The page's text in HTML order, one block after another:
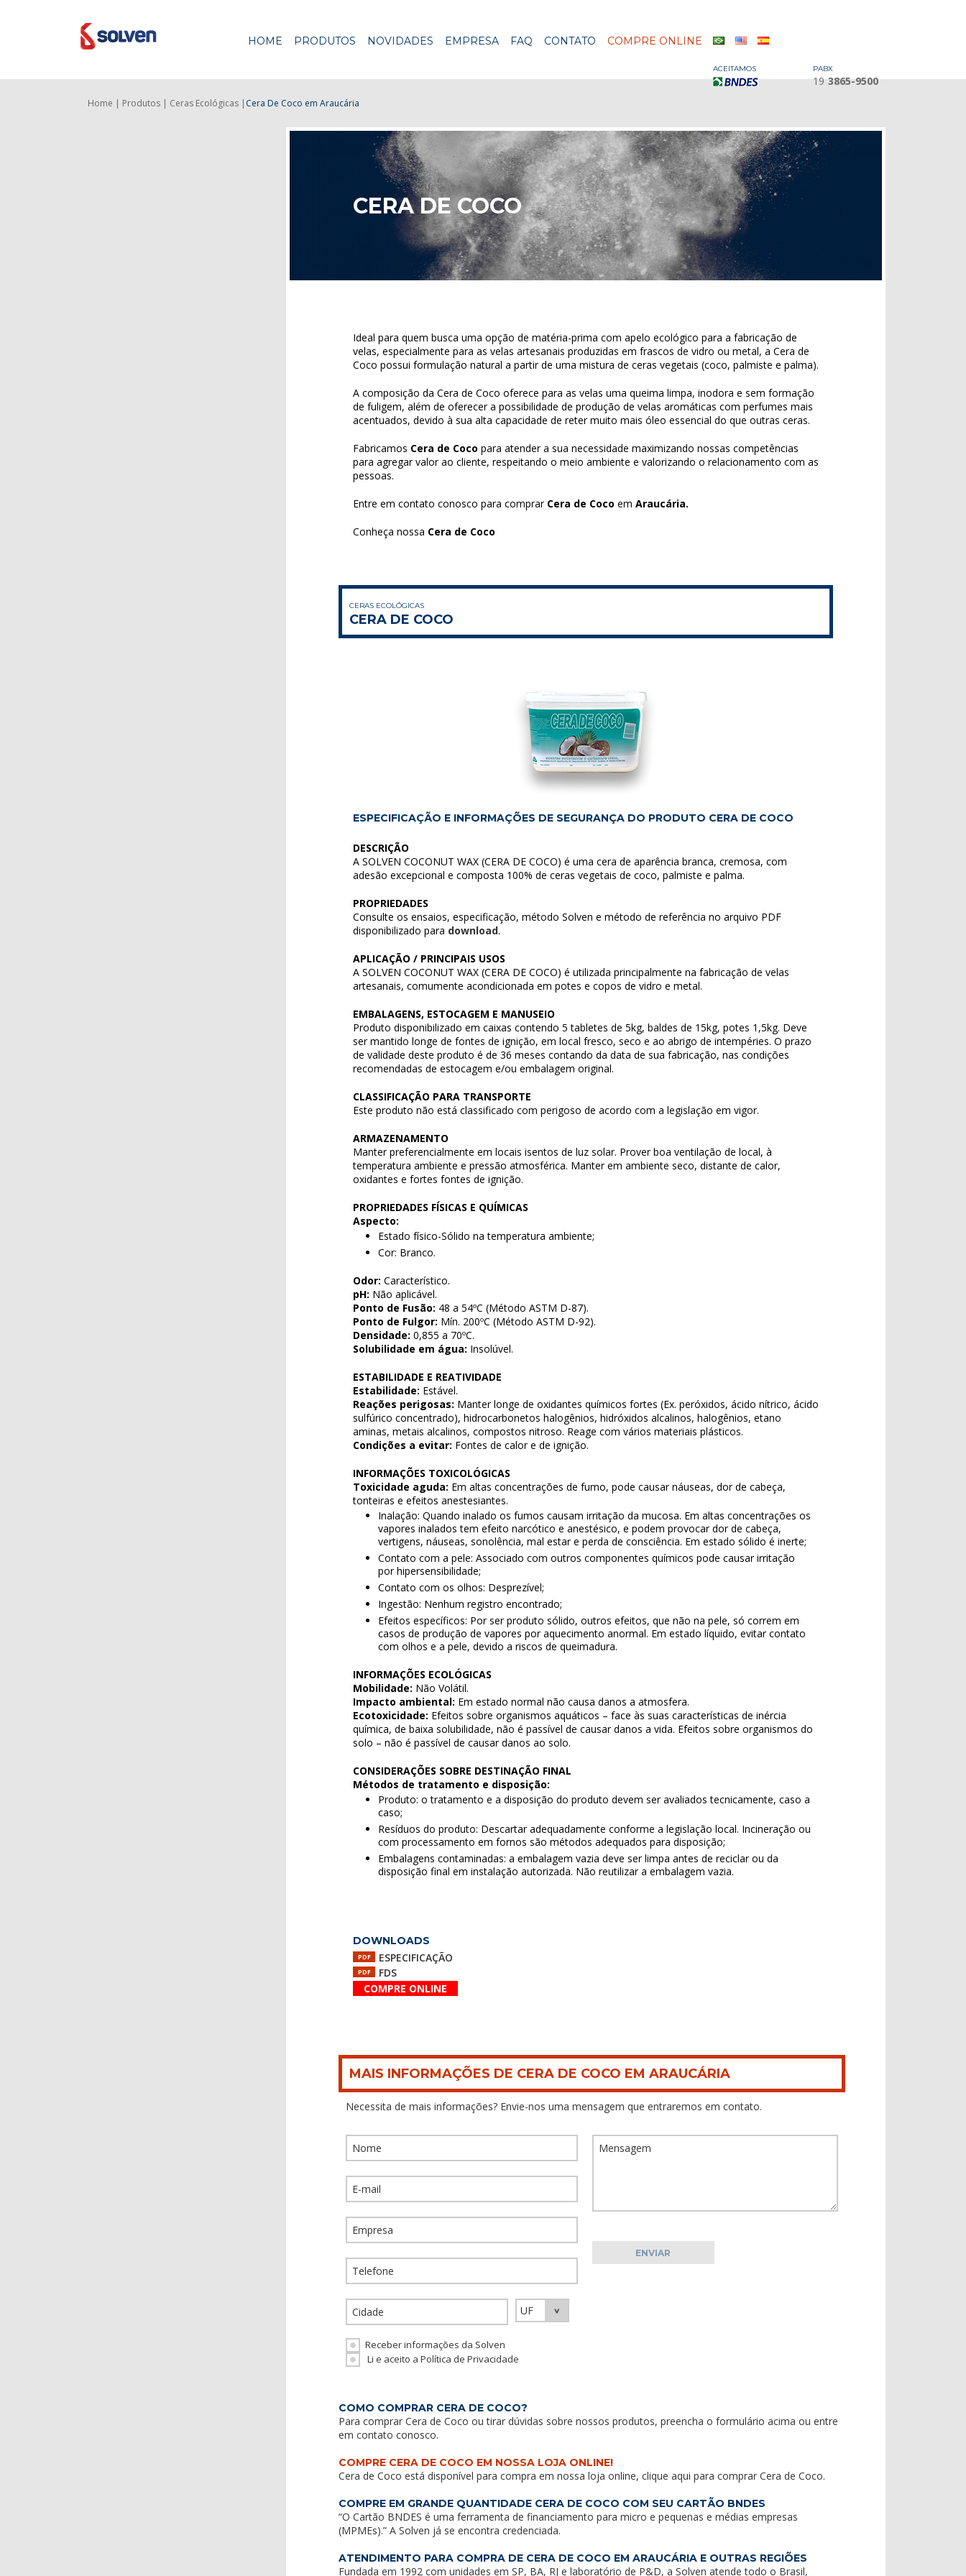
HOME PRODUTOS NOVIDADES EMPRESA FAQ CONTATO COMPRE ONLINE
ACEITAMOS PABX
19 3865-9500
Home | Produtos | Ceras Ecológicas | Cera De Coco em Araucária
CERA DE COCO
Ideal para quem busca uma opção de matéria-prima com apelo ecológico para a fabricação de
velas, especialmente para as velas artesanais produzidas em frascos de vidro ou metal, a Cera de
Coco possui formulação natural a partir de uma mistura de ceras vegetais (coco, palmiste e palma).
A composição da Cera de Coco oferece para as velas uma queima limpa, inodora e sem formação
de fuligem, além de oferecer a possibilidade de produção de velas aromáticas com perfumes mais
acentuados, devido à sua alta capacidade de reter muito mais óleo essencial do que outras ceras.
Fabricamos Cera de Coco para atender a sua necessidade maximizando nossas competências
para agregar valor ao cliente, respeitando o meio ambiente e valorizando o relacionamento com as
pessoas.
Entre em contato conosco para comprar Cera de Coco em Araucária.
Conheça nossa Cera de Coco
CERAS ECOLÓGICAS
CERA DE COCO
ESPECIFICAÇÃO E INFORMAÇÕES DE SEGURANÇA DO PRODUTO CERA DE COCO
DESCRIÇÃO
A SOLVEN COCONUT WAX (CERA DE COCO) é uma cera de aparência branca, cremosa, com
adesão excepcional e composta 100% de ceras vegetais de coco, palmiste e palma.
PROPRIEDADES
Consulte os ensaios, especificação, método Solven e método de referência no arquivo PDF
disponibilizado para download.
APLICAÇÃO / PRINCIPAIS USOS
A SOLVEN COCONUT WAX (CERA DE COCO) é utilizada principalmente na fabricação de velas
artesanais, comumente acondicionada em potes e copos de vidro e metal.
EMBALAGENS, ESTOCAGEM E MANUSEIO
Produto disponibilizado em caixas contendo 5 tabletes de 5kg, baldes de 15kg, potes 1,5kg. Deve
ser mantido longe de fontes de ignição, em local fresco, seco e ao abrigo de intempéries. O prazo
de validade deste produto é de 36 meses contando da data de sua fabricação, nas condições
recomendadas de estocagem e/ou embalagem original.
CLASSIFICAÇÃO PARA TRANSPORTE
Este produto não está classificado com perigoso de acordo com a legislação em vigor.
ARMAZENAMENTO
Manter preferencialmente em locais isentos de luz solar. Prover boa ventilação de local, à
temperatura ambiente e pressão atmosférica. Manter em ambiente seco, distante de calor,
oxidantes e fortes fontes de ignição.
PROPRIEDADES FÍSICAS E QUÍMICAS
Aspecto:
Estado físico-Sólido na temperatura ambiente;
Cor: Branco.
Odor: Característico.
pH: Não aplicável.
Ponto de Fusão: 48 a 54ºC (Método ASTM D-87).
Ponto de Fulgor: Mín. 200ºC (Método ASTM D-92).
Densidade: 0,855 a 70ºC.
Solubilidade em água: Insolúvel.
ESTABILIDADE E REATIVIDADE
Estabilidade: Estável.
Reações perigosas: Manter longe de oxidantes químicos fortes (Ex. peróxidos, ácido nítrico, ácido
sulfúrico concentrado), hidrocarbonetos halogênios, hidróxidos alcalinos, halogênios, etano
aminas, metais alcalinos, compostos nitroso. Reage com vários materiais plásticos.
Condições a evitar: Fontes de calor e de ignição.
INFORMAÇÕES TOXICOLÓGICAS
Toxicidade aguda: Em altas concentrações de fumo, pode causar náuseas, dor de cabeça,
tonteiras e efeitos anestesiantes.
Inalação: Quando inalado os fumos causam irritação da mucosa. Em altas concentrações os
vapores inalados tem efeito narcótico e anestésico, e podem provocar dor de cabeça,
vertigens, náuseas, sonolência, mal estar e perda de consciência. Em estado sólido é inerte;
Contato com a pele: Associado com outros componentes químicos pode causar irritação
por hipersensibilidade;
Contato com os olhos: Desprezível;
Ingestão: Nenhum registro encontrado;
Efeitos específicos: Por ser produto sólido, outros efeitos, que não na pele, só correm em
casos de produção de vapores por aquecimento anormal. Em estado líquido, evitar contato
com olhos e a pele, devido a riscos de queimadura.
INFORMAÇÕES ECOLÓGICAS
Mobilidade: Não Volátil.
Impacto ambiental: Em estado normal não causa danos a atmosfera.
Ecotoxicidade: Efeitos sobre organismos aquáticos – face às suas características de inércia
química, de baixa solubilidade, não é passível de causar danos a vida. Efeitos sobre organismos do
solo – não é passível de causar danos ao solo.
CONSIDERAÇÕES SOBRE DESTINAÇÃO FINAL
Métodos de tratamento e disposição:
Produto: o tratamento e a disposição do produto devem ser avaliados tecnicamente, caso a
caso;
Resíduos do produto: Descartar adequadamente conforme a legislação local. Incineração ou
com processamento em fornos são métodos adequados para disposição;
Embalagens contaminadas: a embalagem vazia deve ser limpa antes de reciclar ou da
disposição final em instalação autorizada. Não reutilizar a embalagem vazia.
DOWNLOADS
PDF ESPECIFICAÇÃO
PDF
FDS
COMPRE ONLINE
MAIS INFORMAÇÕES DE CERA DE COCO EM ARAUCÁRIA
Necessita de mais informações? Envie-nos uma mensagem que entraremos em contato.
Receber informações da Solven
Li e aceito a Política de Privacidade
COMO COMPRAR CERA DE COCO?
Para comprar Cera de Coco ou tirar dúvidas sobre nossos produtos, preencha o formulário acima ou entre
em contato conosco.
COMPRE CERA DE COCO EM NOSSA LOJA ONLINE!
Cera de Coco está disponível para compra em nossa loja online, clique aqui para comprar Cera de Coco.
COMPRE EM GRANDE QUANTIDADE CERA DE COCO COM SEU CARTÃO BNDES
“O Cartão BNDES é uma ferramenta de financiamento para micro e pequenas e médias empresas
(MPMEs).” A Solven já se encontra credenciada.
ATENDIMENTO PARA COMPRA DE CERA DE COCO EM ARAUCÁRIA E OUTRAS REGIÕES
Fundada em 1992 com unidades em SP, BA, RJ e laboratório de P&D, a Solven atende todo o Brasil,